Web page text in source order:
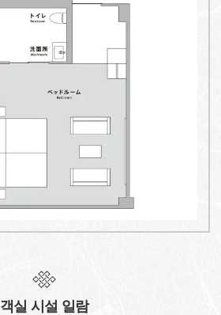
객실 시설 일람